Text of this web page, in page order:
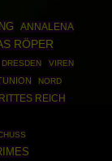
ANNALENA
RÖPER
DRESDEN
VIREN
NORD
REICH